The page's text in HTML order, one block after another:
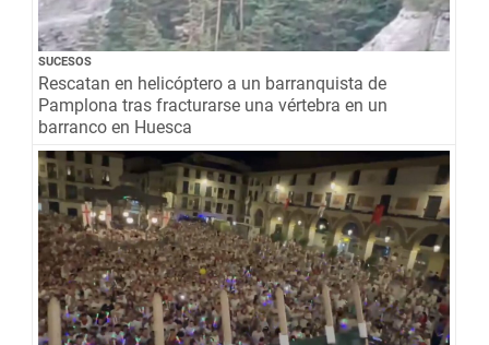
SUCESOS
Rescatan en helicóptero a un barranquista de
Pamplona tras fracturarse una vértebra en un
barranco en Huesca